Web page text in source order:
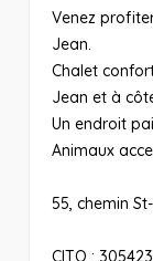
Venez
Jean.
Chalet
Jean et à
Un endroit
Animaux
55, chemin
CITQ : 305423